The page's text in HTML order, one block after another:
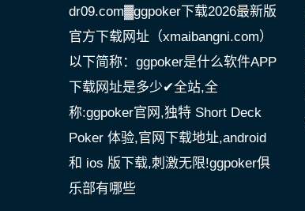
dr09.com▓ggpoker下载2026最新版
官方下载网址（xmaibangni.com）
以下简称：ggpoker是什么软件APP
下载网址是多少✔全站,全
称:ggpoker官网,独特 Short Deck
Poker 体验,官网下载地址,android
和 ios 版下载,刺激无限!ggpoker俱
乐部有哪些